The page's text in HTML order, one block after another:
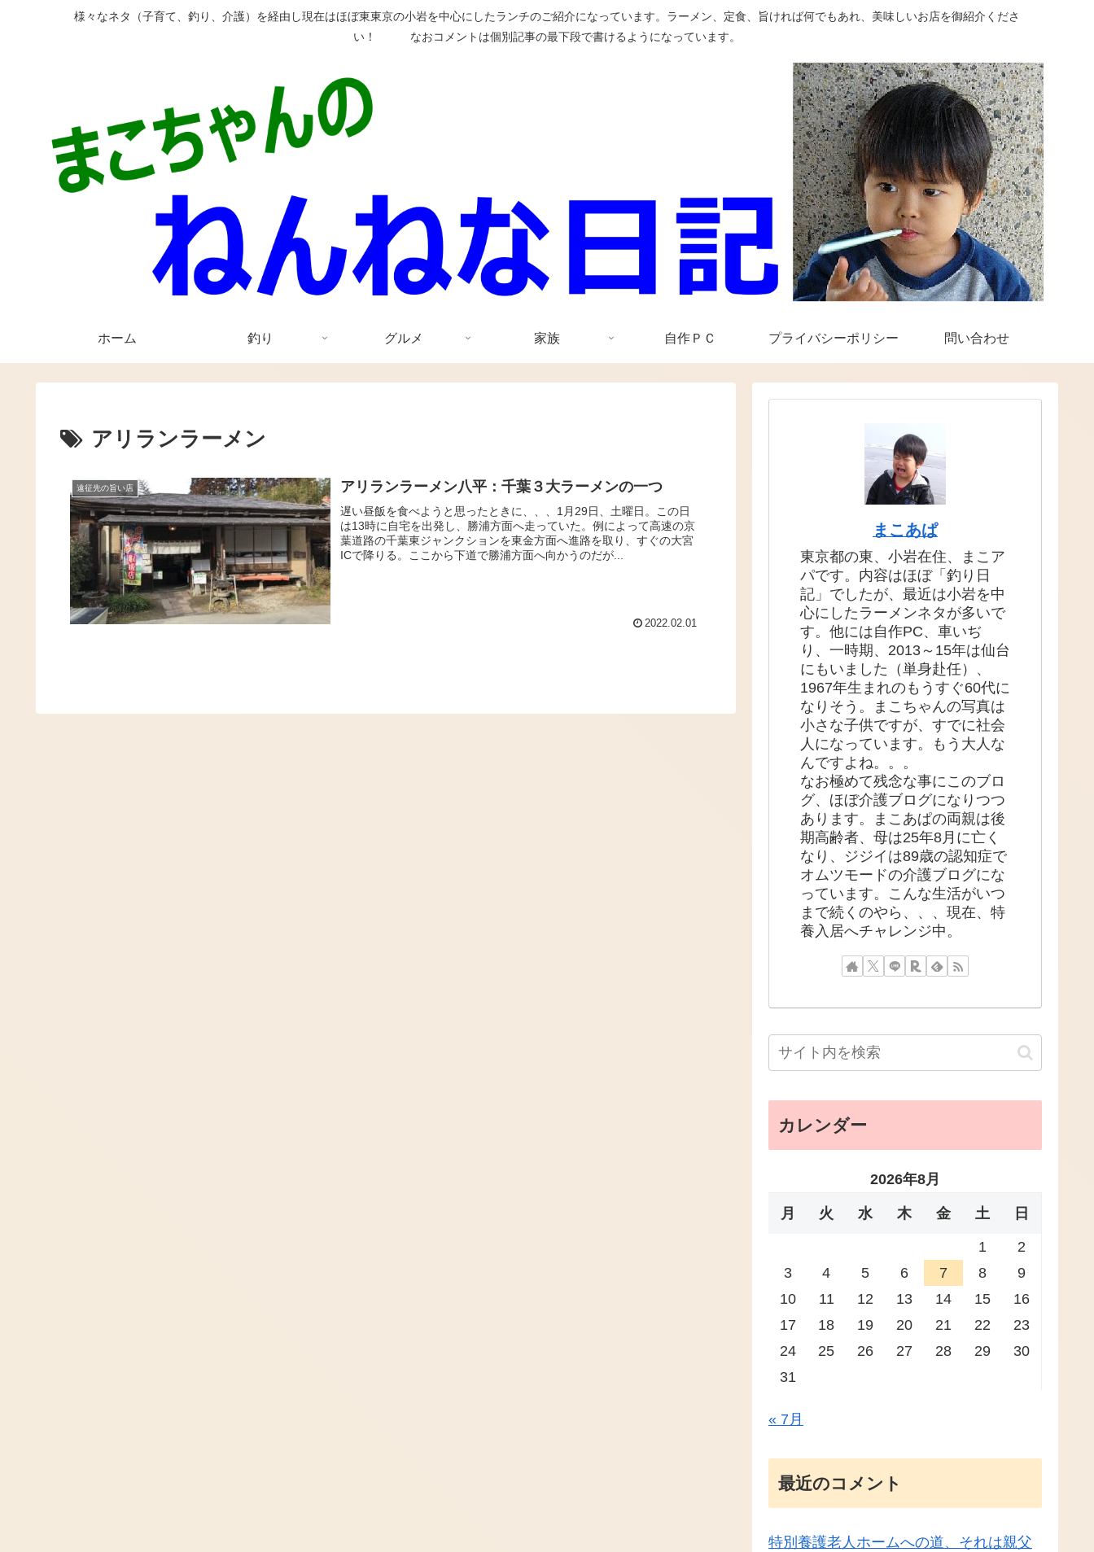
様々なネタ（子育て、釣り、介護）を経由し現在はほぼ東東京の小岩を中心にしたランチのご紹介になっています。ラーメン、定食、旨ければ何でもあれ、美味しいお店を御紹介くださ
い！ なおコメントは個別記事の最下段で書けるようになっています。
ホーム 釣り グルメ 家族 自作ＰＣ プライバシーポリシー 問い合わせ
アリランラーメン
遠征先の旨い店 アリランラーメン八平：千葉３大ラーメンの一つ
遅い昼飯を食べようと思ったときに、、、1月29日、土曜日。この日
は13時に自宅を出発し、勝浦方面へ走っていた。例によって高速の京
葉道路の千葉東ジャンクションを東金方面へ進路を取り、すぐの大宮
ICで降りる。ここから下道で勝浦方面へ向かうのだが...
2022.02.01
まこあぱ
東京都の東、小岩在住、まこア
パです。内容はほぼ「釣り日
記」でしたが、最近は小岩を中
心にしたラーメンネタが多いで
す。他には自作PC、車いぢ
り、一時期、2013～15年は仙台
にもいました（単身赴任）、
1967年生まれのもうすぐ60代に
なりそう。まこちゃんの写真は
小さな子供ですが、すでに社会
人になっています。もう大人な
んですよね。。。
なお極めて残念な事にこのブロ
グ、ほぼ介護ブログになりつつ
あります。まこあぱの両親は後
期高齢者、母は25年8月に亡く
なり、ジジイは89歳の認知症で
オムツモードの介護ブログにな
っています。こんな生活がいつ
まで続くのやら、、、現在、特
養入居へチャレンジ中。
カレンダー
2026年8月
月 火 水 木 金 土 日
1
2
3
4 5 6 7 8
9
10
11 12 13 14 15
16
17
18 19 20 21 22
23
24
25 26 27 28 29
30
31
« 7月
最近のコメント
特別養護老人ホームへの道、それは親父